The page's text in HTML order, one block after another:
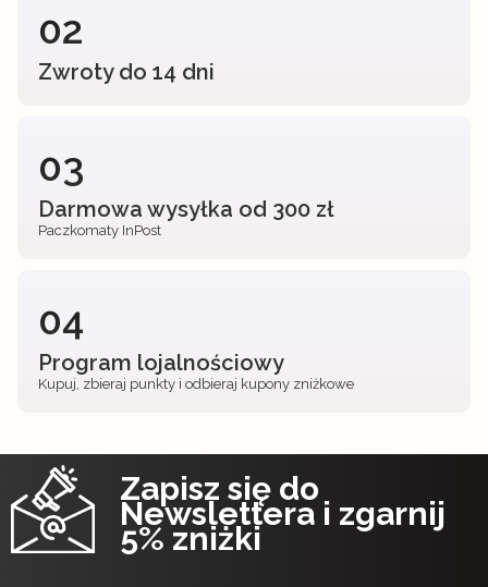
02
Zwroty do 14 dni
03
Darmowa wysyłka od 300 zł
Paczkomaty InPost
04
Program lojalnościowy
Kupuj, zbieraj punkty i odbieraj kupony zniżkowe
Zapisz się do
Newslettera i zgarnij
5% zniżki